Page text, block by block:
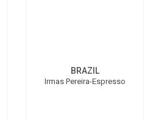
BRAZIL
Irmas Pereira-Espresso